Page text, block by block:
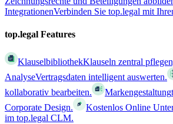
IntegrationenVerbinden Sie top.legal mit
top.legal Features
KlauselbibliothekKlauseln zentral
AnalyseVertragsdaten intelligent auswerten.
kollaborativ bearbeiten.
Markengestaltung
Corporate Design.
Kostenlos Online
im top.legal CLM.